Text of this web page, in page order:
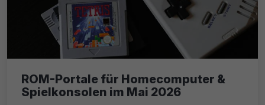
ROM-Portale für Homecomputer &
Spielkonsolen im Mai 2026